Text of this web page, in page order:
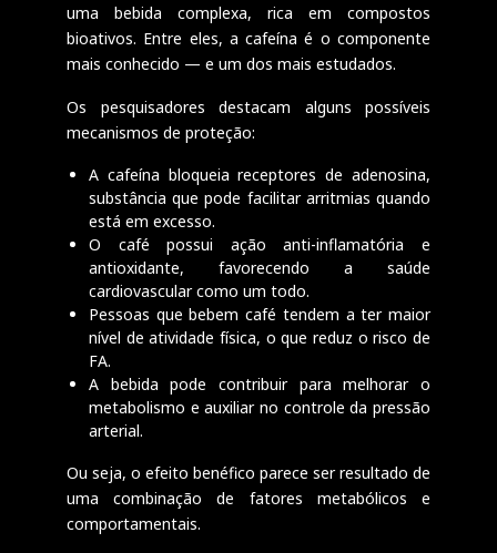
uma bebida complexa, rica em compostos
bioativos. Entre eles, a cafeína é o componente
mais conhecido — e um dos mais estudados.
Os pesquisadores destacam alguns possíveis
mecanismos de proteção:
A cafeína bloqueia receptores de adenosina,
substância que pode facilitar arritmias quando
está em excesso.
O café possui ação anti-inflamatória e
antioxidante, favorecendo a saúde
cardiovascular como um todo.
Pessoas que bebem café tendem a ter maior
nível de atividade física, o que reduz o risco de
FA.
A bebida pode contribuir para melhorar o
metabolismo e auxiliar no controle da pressão
arterial.
Ou seja, o efeito benéfico parece ser resultado de
uma combinação de fatores metabólicos e
comportamentais.